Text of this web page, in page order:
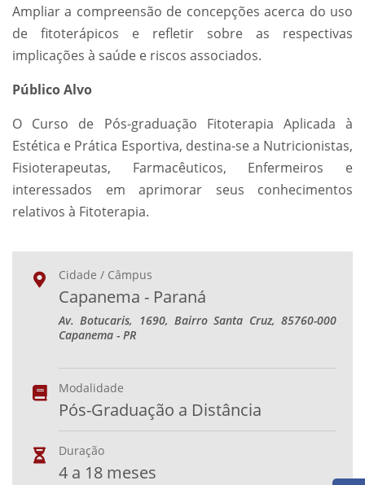
Ampliar a compreensão de concepções acerca do uso
de fitoterápicos e refletir sobre as respectivas
implicações à saúde e riscos associados.
Público Alvo
O Curso de Pós-graduação Fitoterapia Aplicada à
Estética e Prática Esportiva, destina-se a Nutricionistas,
Fisioterapeutas, Farmacêuticos, Enfermeiros e
interessados em aprimorar seus conhecimentos
relativos à Fitoterapia.
Cidade / Câmpus
Capanema - Paraná
Av. Botucaris, 1690, Bairro Santa Cruz, 85760-000
Capanema - PR
Modalidade
Pós-Graduação a Distância
Duração
4 a 18 meses